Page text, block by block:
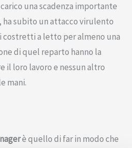
una scadenza importante
, ha subito un attacco virulento
costretti a letto per almeno una
di quel reparto hanno la
il loro lavoro e nessun altro
mani.
è quello di far in modo che